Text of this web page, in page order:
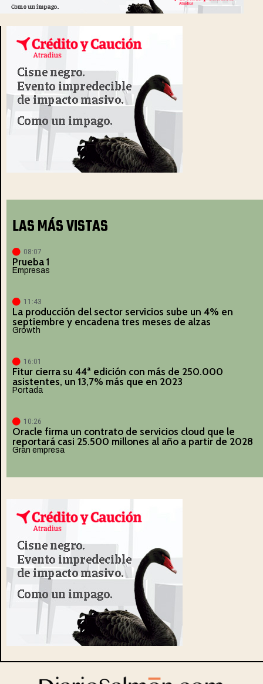
LAS MÁS VISTAS
08:07
Prueba 1
Empresas
11:43
La producción del sector servicios sube un 4% en
septiembre y encadena tres meses de alzas
Growth
16:01
Fitur cierra su 44ª edición con más de 250.000
asistentes, un 13,7% más que en 2023
Portada
10:26
Oracle firma un contrato de servicios cloud que le
reportará casi 25.500 millones al año a partir de 2028
Gran empresa